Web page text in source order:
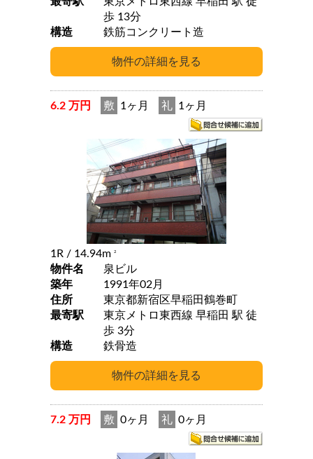
歩 13分
構造
鉄筋コンクリート造
6.2 万円 敷 1ヶ月 礼 1ヶ月
1R / 14.94m 2
物件名
泉ビル
築年
1991年02月
住所
東京都新宿区早稲田鶴巻町
最寄駅
東京メトロ東西線 早稲田 駅 徒
歩 3分
構造
鉄骨造
7.2 万円 敷 0ヶ月 礼 0ヶ月